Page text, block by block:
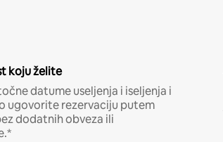
koju želite
datume useljenja i iseljenja i
ugovorite rezervaciju putem
dodatnih obveza ili